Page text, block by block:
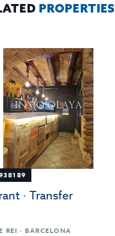
PROPERTIES
· Transfer
REI · BARCELONA